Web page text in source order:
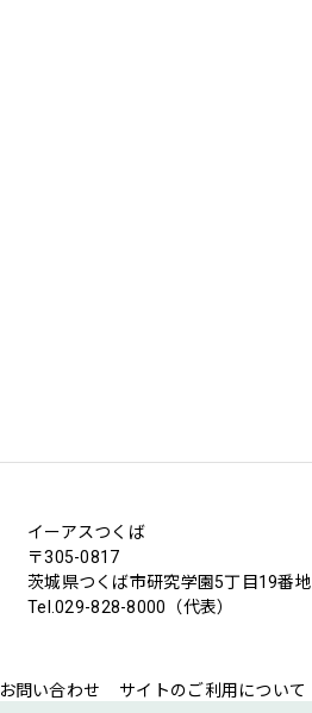
イーアスつくば
〒305-0817
茨城県つくば市研究学園5丁目19番地
Tel.029-828-8000（代表）
お問い合わせ サイトのご利用について